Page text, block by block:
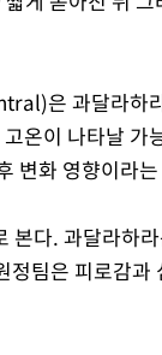
은 과달라하
온이 나타날
변화 영향이라
본다. 과달라하
팀은 피로감